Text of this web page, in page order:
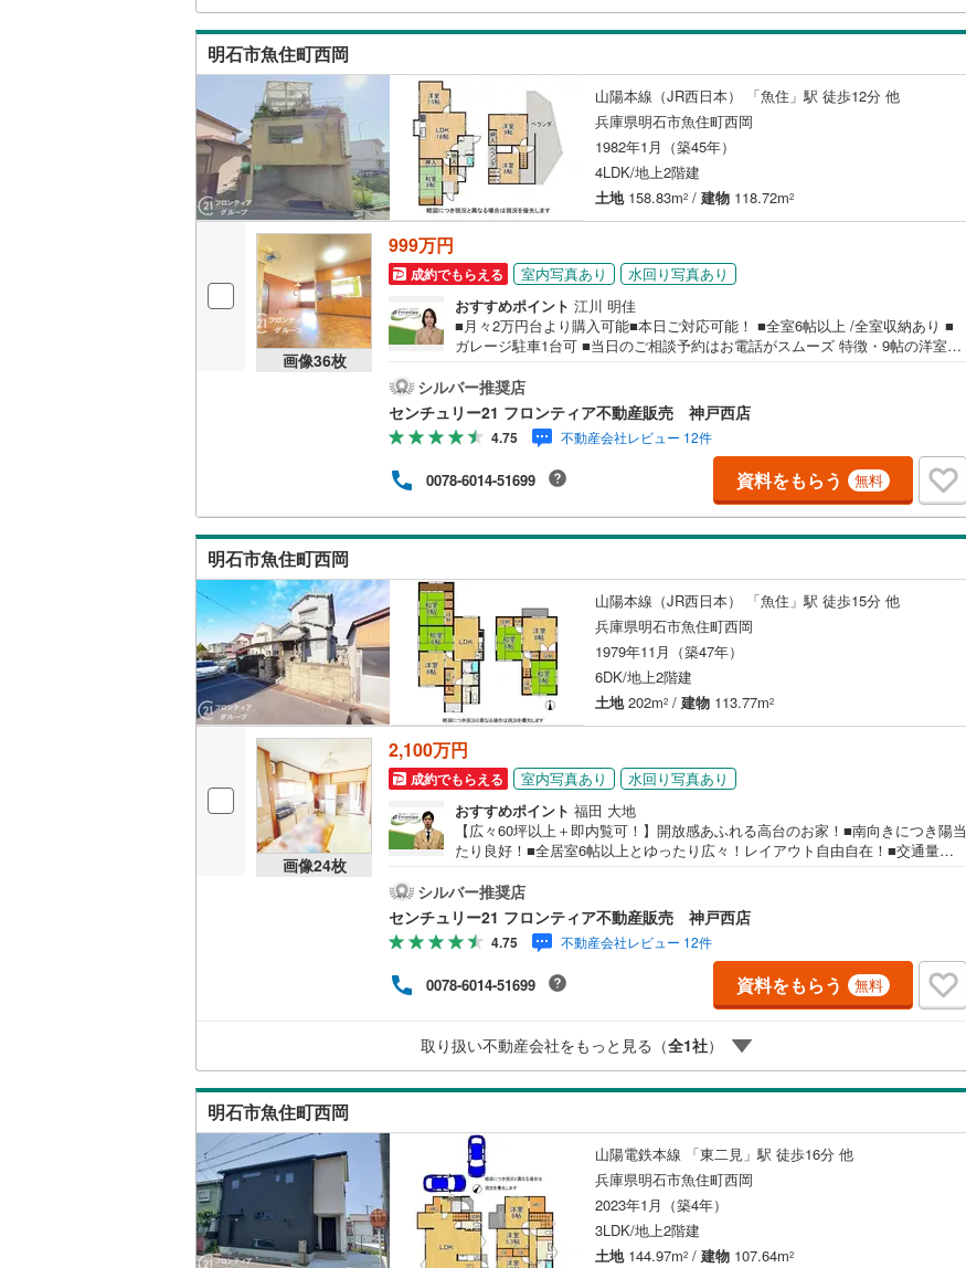
明石市魚住町西岡
山陽本線（JR西日本） 「魚住」駅 徒歩12分 他
兵庫県明石市魚住町西岡
1982年1月（築45年）
4LDK/地上2階建
土地158.83m2 / 建物 118.72m2
画像36枚
999万円
成約でもらえる 室内写真あり
水回り写真あり
おすすめポイント 江川 明佳
■月々2万円台より購入可能■本日ご対応可能！ ■全室6帖以上 /全室収納あり ■
ガレージ駐車1台可 ■当日のご相談予約はお電話がスムーズ 特徴・9帖の洋室あ
（約1200m）・明石市立魚住中学校まで徒歩約14分（約1000m） 弊社につい
て・センチュリー21グループ売上販売・契約件数 全国1位の実績（2022年時
点・全国991店舗中）・リフォームなどのご相談承ります！（カーポートの設
置、間取りの一部変更などご提案可能 ）お気軽にお問い合わせください！
シルバー推奨店
センチュリー21 フロンティア不動産販売 神戸西店
4.75 不動産会社レビュー 12件
0078-6014-51699 資料をもらう 無料
明石市魚住町西岡
山陽本線（JR西日本） 「魚住」駅 徒歩15分 他
兵庫県明石市魚住町西岡
1979年11月（築47年）
6DK/地上2階建
土地202m2 / 建物 113.77m2
画像24枚
2,100万円
成約でもらえる 室内写真あり
水回り写真あり
おすすめポイント 福田 大地
【広々60坪以上＋即内覧可！】開放感あふれる高台のお家！■南向きにつき陽当
たり良好！■全居室6帖以上とゆったり広々！レイアウト自由自在！■交通量の
きり片付きますね！・バルコニーは趣味のスペースにもお使いいただけま
す！・お車持ちの方も安心のカースペ-スもしっかり完備！ 立地・魚住小学校ま
で徒歩約18分・魚住東中学校まで徒歩約28分 弊社が選ばれる理由 1.お金の扱い
方のプロ、ファイナンシャルプランナーが資金計画をサポート！2.買い替えな
どにも対応できる売却専門チームあり！3.たくさんの銀行と繋がりがあるた
め、最も低金利になるように審査が可能！4.物件のお引渡し後に必要になった
お家のリフォームも弊社のリフォームプランナーがご提案！5.定期的にご連絡
ているため、より多くの知見がございます。お気軽にお問合せください！
シルバー推奨店
センチュリー21 フロンティア不動産販売 神戸西店
4.75 不動産会社レビュー 12件
0078-6014-51699 資料をもらう 無料
取り扱い不動産会社をもっと見る（全1社）
明石市魚住町西岡
山陽電鉄本線 「東二見」駅 徒歩16分 他
兵庫県明石市魚住町西岡
2023年1月（築4年）
3LDK/地上2階建
土地144.97m2 / 建物 107.64m2
キッチン
販売、価格、契約、入居関連など
即入居可能（3
浴室
浴室乾燥機あり（2）
収納
ウォークインクローゼット
（2）
床下収納
バルコニー、庭
ウッドデッキあり（
構造・規模・施工・品質・工法関連
耐震、免震、制震構造
（0）
住宅性能評価付き（0）
オンライン対応
オンライン内見(相談)可（2） IT重説可
オンライン対応とは？